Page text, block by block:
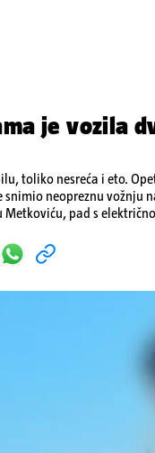
je vozila
toliko nesreća i eto.
neopreznu vožnju
Metkoviću, pad s